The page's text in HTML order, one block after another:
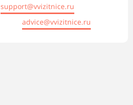
support@vvizitnice.ru
advice@vvizitnice.ru